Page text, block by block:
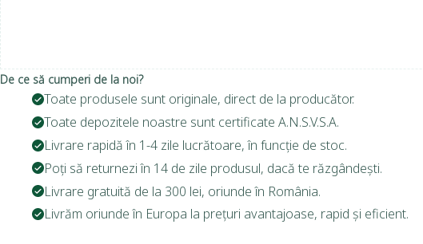
De ce să cumperi de la noi?
Toate produsele sunt originale, direct de la producător.
Toate depozitele noastre sunt certificate A.N.S.V.S.A.
Livrare rapidă în 1-4 zile lucrătoare, în funcție de stoc.
Poți să returnezi în 14 de zile produsul, dacă te răzgândești.
Livrare gratuită de la 300 lei, oriunde în România.
Livrăm oriunde în Europa la prețuri avantajoase, rapid și eficient.